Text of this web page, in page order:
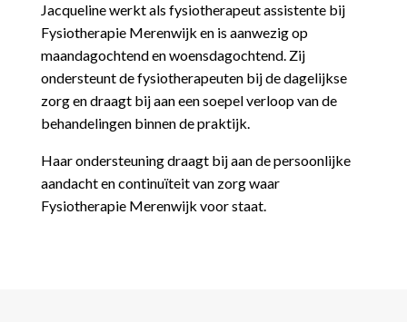
Jacqueline werkt als fysiotherapeut assistente bij
Fysiotherapie Merenwijk en is aanwezig op
maandagochtend en woensdagochtend. Zij
ondersteunt de fysiotherapeuten bij de dagelijkse
zorg en draagt bij aan een soepel verloop van de
behandelingen binnen de praktijk.
Haar ondersteuning draagt bij aan de persoonlijke
aandacht en continuïteit van zorg waar
Fysiotherapie Merenwijk voor staat.